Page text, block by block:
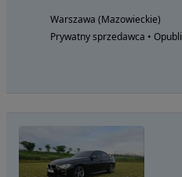
Warszawa (Mazowieckie)
Prywatny sprzedawca •